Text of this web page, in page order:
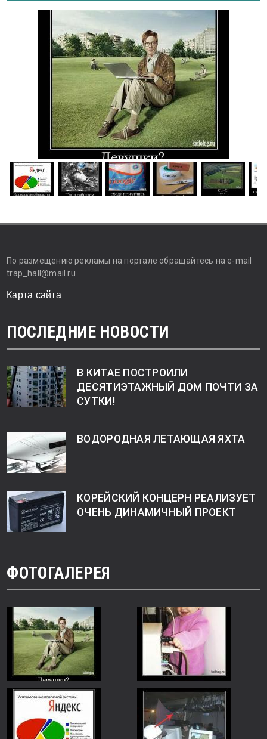
По размещению рекламы на портале обращайтесь на e-mail
trap_hall@mail.ru
Карта сайта
ПОСЛЕДНИЕ НОВОСТИ
В КИТАЕ ПОСТРОИЛИ
ДЕСЯТИЭТАЖНЫЙ ДОМ ПОЧТИ ЗА
СУТКИ!
ВОДОРОДНАЯ ЛЕТАЮЩАЯ ЯХТА
КОРЕЙСКИЙ КОНЦЕРН РЕАЛИЗУЕТ
ОЧЕНЬ ДИНАМИЧНЫЙ ПРОЕКТ
ФОТОГАЛЕРЕЯ